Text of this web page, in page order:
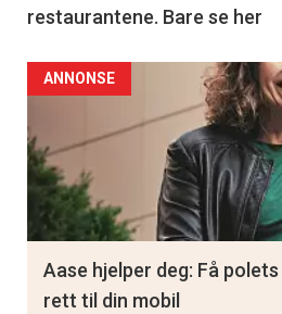
restaurantene. Bare se her
ANNONSE
Aase hjelper deg: Få
rett til din mobil